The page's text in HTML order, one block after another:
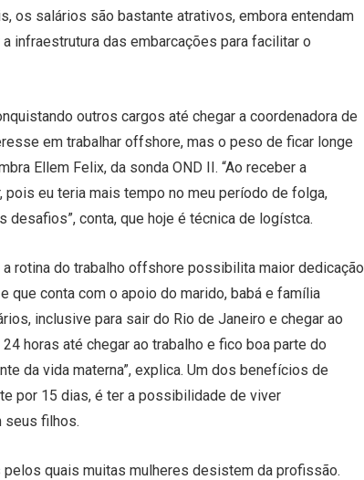
os salários são bastante atrativos, embora entendam
infraestrutura das embarcações para facilitar o
outros cargos até chegar a coordenadora de
em trabalhar offshore, mas o peso de ficar longe
Ellem Felix, da sonda OND II. “Ao receber a
eu teria mais tempo no meu período de folga,
conta, que hoje é técnica de logístca.
rotina do trabalho offshore possibilita maior dedicação
que conta com o apoio do marido, babá e família
inclusive para sair do Rio de Janeiro e chegar ao
horas até chegar ao trabalho e fico boa parte do
da vida materna”, explica. Um dos benefícios de
por 15 dias, é ter a possibilidade de viver
seus filhos.
quais muitas mulheres desistem da profissão.